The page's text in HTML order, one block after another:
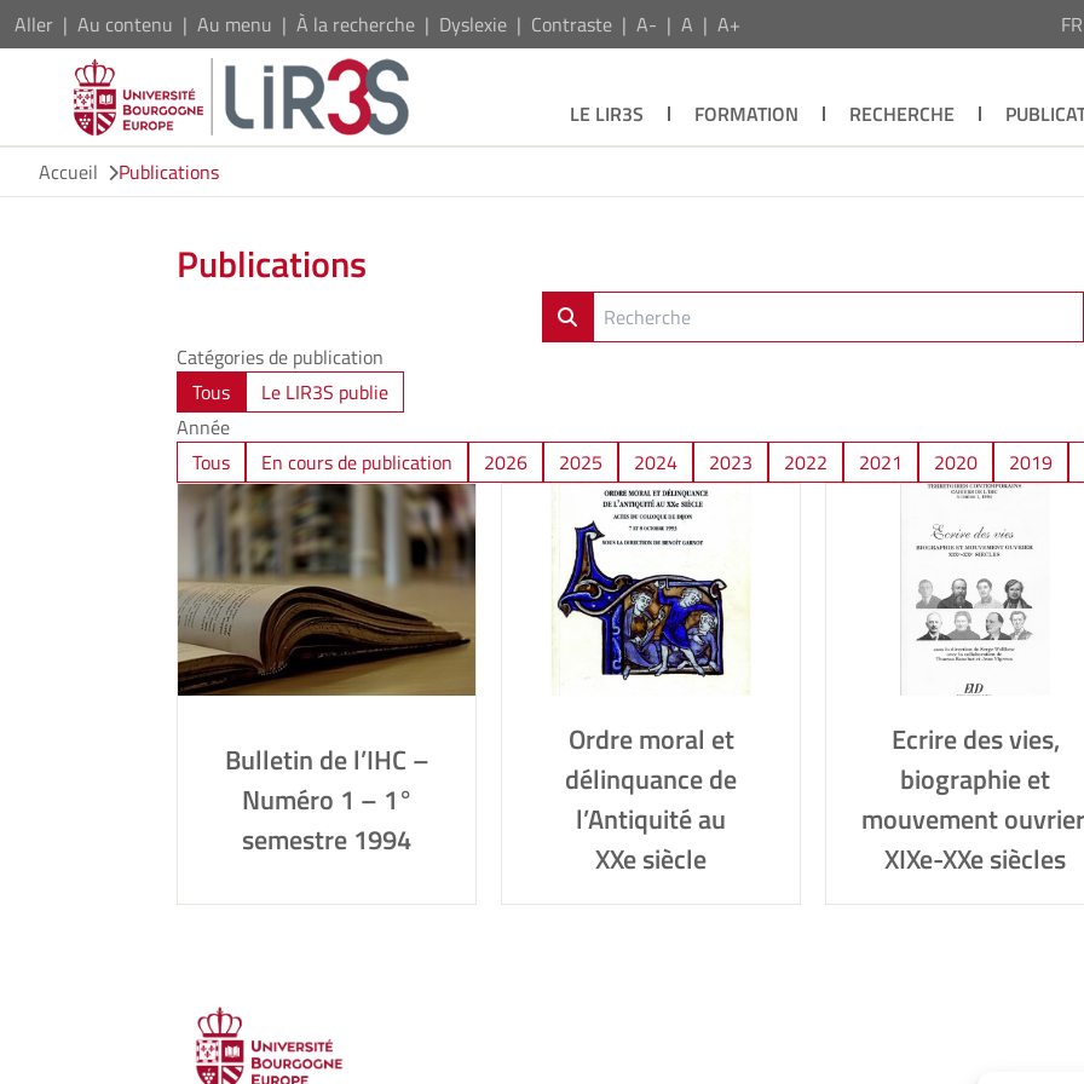
Aller Au contenu Au menu À la recherche Dyslexie Contraste A- A A+
LE LIR3S FORMATION RECHERCHE
Accueil
Publications
Publications
Catégories de publication
Tous
Le LIR3S publie
Année
Tous
En cours de publication 2026 2025 2024 2023 2022 2021 2020 2019
Bulletin de l’IHC –
Numéro 1 – 1°
semestre 1994
Ordre moral et
délinquance de
l’Antiquité au
XXe siècle
Ecrire des vies,
biographie et
mouvement
XIXe-XXe siècles